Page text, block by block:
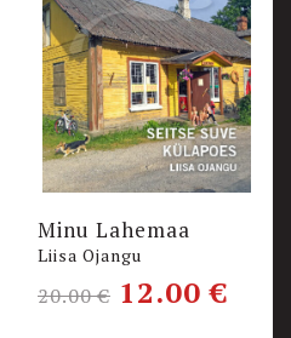
Minu Lahemaa
Liisa Ojangu
20.00€ 12.00€